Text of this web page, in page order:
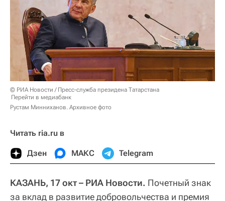
© РИА Новости / Пресс-служба президена Татарстана
Перейти в медиабанк
Рустам Минниханов. Архивное фото
Читать ria.ru в
Дзен МАКС Telegram
КАЗАНЬ, 17 окт – РИА Новости. Почетный знак
за вклад в развитие добровольчества и премия